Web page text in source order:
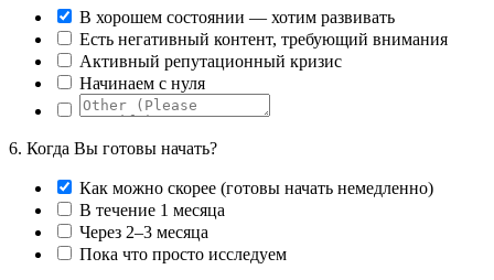
В хорошем состоянии — хотим развивать
Есть негативный контент, требующий внимания
Активный репутационный кризис
Начинаем с нуля
6. Когда Вы готовы начать?
Как можно скорее (готовы начать немедленно)
В течение 1 месяца
Через 2–3 месяца
Пока что просто исследуем